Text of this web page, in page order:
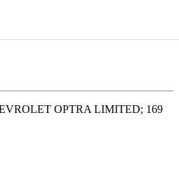
OPTRA LIMITED; 169